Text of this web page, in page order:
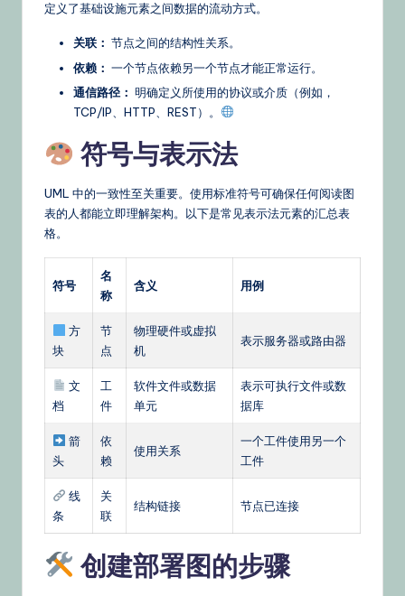
定义了基础设施元素之间数据的流动方式。
关联： 节点之间的结构性关系。
依赖： 一个节点依赖另一个节点才能正常运行。
通信路径： 明确定义所使用的协议或介质（例如，
TCP/IP、HTTP、REST）。
符号与表示法
UML 中的一致性至关重要。使用标准符号可确保任何阅读图
表的人都能立即理解架构。以下是常见表示法元素的汇总表
格。
符号
名
称
含义 用例
方
块
节
点
物理硬件或虚拟
机
表示服务器或路由器
文
档
工
件
软件文件或数据
单元
表示可执行文件或数
据库
箭
头
依
赖
使用关系
一个工件使用另一个
工件
线
条
关
联
结构链接 节点已连接
创建部署图的步骤